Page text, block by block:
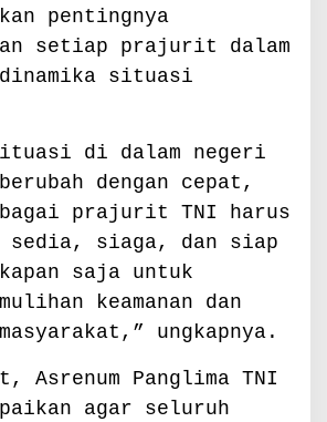
B
e
n
d
a
1
7
-
n
pentingnya
setiap prajurit dalam
dinamika situasi
di dalam negeri
dengan cepat,
prajurit TNI harus
siaga, dan siap
saja untuk
keamanan dan
ungkapnya.
Asrenum Panglima TNI
agar seluruh